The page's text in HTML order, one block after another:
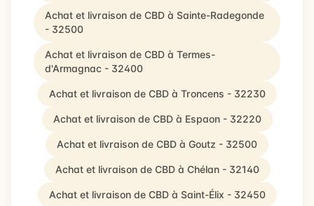
Achat et livraison de CBD à Sainte-Radegonde
- 32500
Achat et livraison de CBD à Termes-
d'Armagnac - 32400
Achat et livraison de CBD à Troncens - 32230
Achat et livraison de CBD à Espaon - 32220
Achat et livraison de CBD à Goutz - 32500
Achat et livraison de CBD à Chélan - 32140
Achat et livraison de CBD à Saint-Élix - 32450